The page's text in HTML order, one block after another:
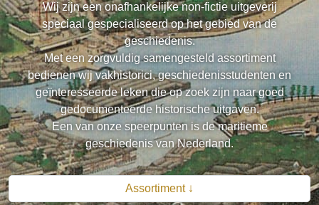
Wij zijn een onafhankelijke non-fictie uitgeverij
speciaal gespecialiseerd op het gebied van de
geschiedenis.
Met een zorgvuldig samengesteld assortiment
bedienen wij vakhistorici, geschiedenisstudenten en
geïnteresseerde leken die op zoek zijn naar goed
gedocumenteerde historische uitgaven.
Een van onze speerpunten is de maritieme
geschiedenis van Nederland.
Assortiment ↓